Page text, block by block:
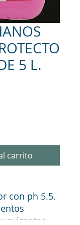
5 L.
carrito
con ph 5.5.